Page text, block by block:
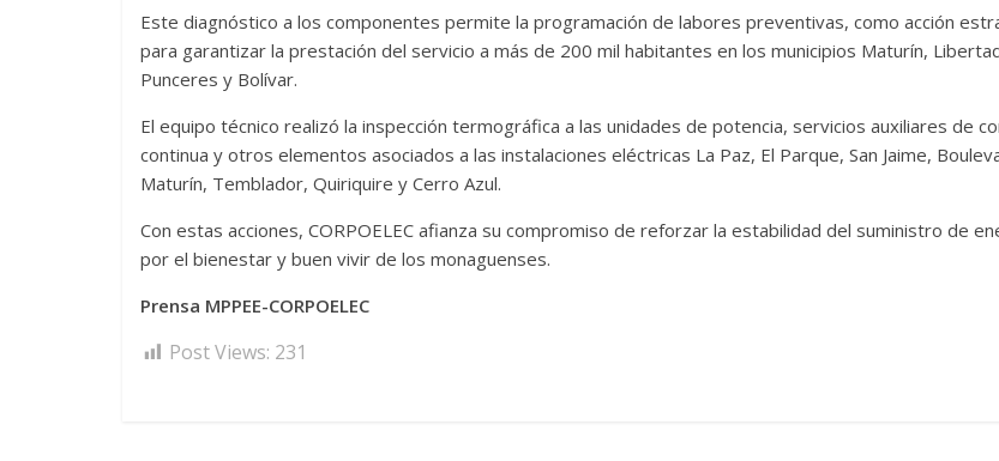
Este diagnóstico a los componentes permite la programación de labores preventivas, como acción
para garantizar la prestación del servicio a más de 200 mil habitantes en los municipios Maturín,
Punceres y Bolívar.
El equipo técnico realizó la inspección termográfica a las unidades de potencia, servicios auxiliares de
continua y otros elementos asociados a las instalaciones eléctricas La Paz, El Parque, San Jaime,
Maturín, Temblador, Quiriquire y Cerro Azul.
Con estas acciones, CORPOELEC afianza su compromiso de reforzar la estabilidad del suministro de
por el bienestar y buen vivir de los monaguenses.
Prensa MPPEE-CORPOELEC
Post Views: 231